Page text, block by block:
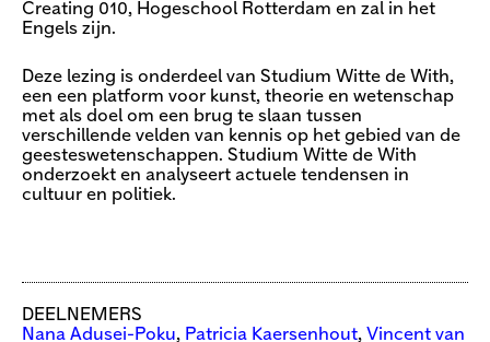
Creating 010, Hogeschool Rotterdam en zal in het
Engels zijn.
Deze lezing is onderdeel van Studium Witte de With,
een een platform voor kunst, theorie en wetenschap
met als doel om een brug te slaan tussen
verschillende velden van kennis op het gebied van de
geesteswetenschappen. Studium Witte de With
onderzoekt en analyseert actuele tendensen in
cultuur en politiek.
DEELNEMERS
Nana Adusei-Poku, Patricia Kaersenhout, Vincent van